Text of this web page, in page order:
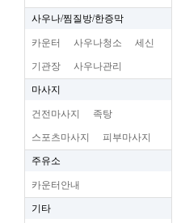
사우나/찜질방/한증막
카운터 사우나청소 세신
기관장 사우나관리
마사지
건전마사지 족탕
스포츠마사지 피부마사지
주유소
카운터안내
기타